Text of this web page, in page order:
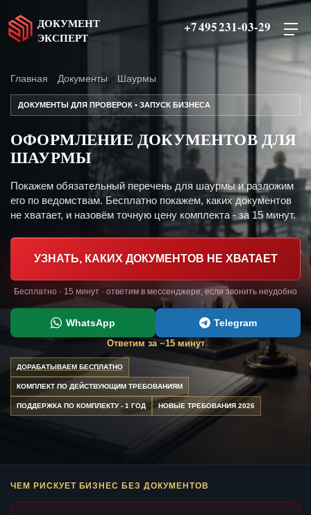
ДОКУМЕНТ
ЭКСПЕРТ
+7 495 231-03-29
Главная Документы Шаурмы
ДОКУМЕНТЫ ДЛЯ ПРОВЕРОК • ЗАПУСК БИЗНЕСА
ОФОРМЛЕНИЕ ДОКУМЕНТОВ ДЛЯ
ШАУРМЫ
Покажем обязательный перечень для шаурмы и разложим
его по ведомствам. Бесплатно покажем, каких документов
не хватает, и назовём точную цену комплекта - за 15 минут.
УЗНАТЬ, КАКИХ ДОКУМЕНТОВ НЕ ХВАТАЕТ
Бесплатно · 15 минут · ответим в мессенджере, если звонить неудобно
WhatsApp Telegram
Ответим за ~15 минут
ДОРАБАТЫВАЕМ БЕСПЛАТНО
КОМПЛЕКТ ПО ДЕЙСТВУЮЩИМ ТРЕБОВАНИЯМ
ПОДДЕРЖКА ПО КОМПЛЕКТУ - 1 ГОД НОВЫЕ ТРЕБОВАНИЯ 2026
ЧЕМ РИСКУЕТ БИЗНЕС БЕЗ ДОКУМЕНТОВ